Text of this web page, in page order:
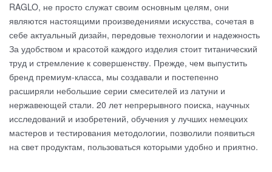
RAGLO, не просто служат своим основным целям, они
являются настоящими произведениями искусства, сочетая в
себе актуальный дизайн, передовые технологии и надежность
За удобством и красотой каждого изделия стоит титанический
труд и стремление к совершенству. Прежде, чем выпустить
бренд премиум-класса, мы создавали и постепенно
расширяли небольшие серии смесителей из латуни и
нержавеющей стали. 20 лет непрерывного поиска, научных
исследований и изобретений, обучения у лучших немецких
мастеров и тестирования методологии, позволили появиться
на свет продуктам, пользоваться которыми удобно и приятно.